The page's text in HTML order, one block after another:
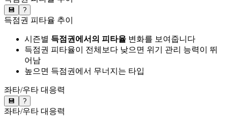
💾 ?
득점권 피타율 추이
시즌별 득점권에서의 피타율 변화를 보여줍니다
득점권 피타율이 전체보다 낮으면 위기 관리 능력이 뛰
어남
높으면 득점권에서 무너지는 타입
좌타/우타 대응력
💾 ?
좌타/우타 대응력